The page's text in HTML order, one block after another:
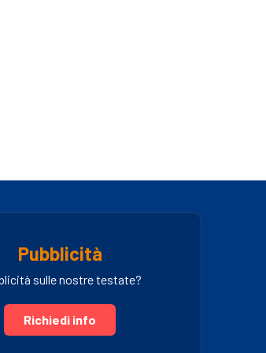
Pubblicità
sulle nostre testate?
Richiedi info